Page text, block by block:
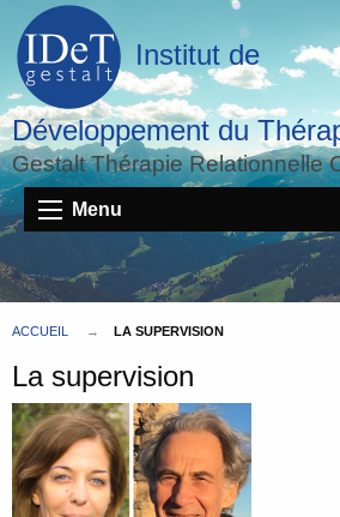
Institut de
Développement du
Gestalt Thérapie Relationnelle
Menu
ACCUEIL LA SUPERVISION
La supervision